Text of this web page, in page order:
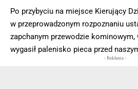
Po przybyciu na miejsce Kierujący
w przeprowadzonym rozpoznaniu
zapchanym przewodzie
wygasił palenisko pieca przed
- Reklama -